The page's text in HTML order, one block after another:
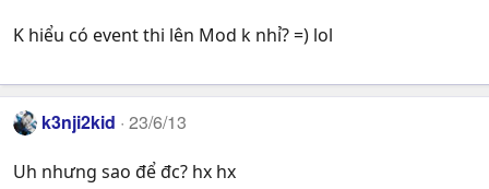
K hiểu có event thi lên Mod k nhỉ? =) lol
k3nji2kid 23/6/13
Uh nhưng sao để đc? hx hx